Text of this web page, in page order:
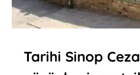
Tarihi Sinop